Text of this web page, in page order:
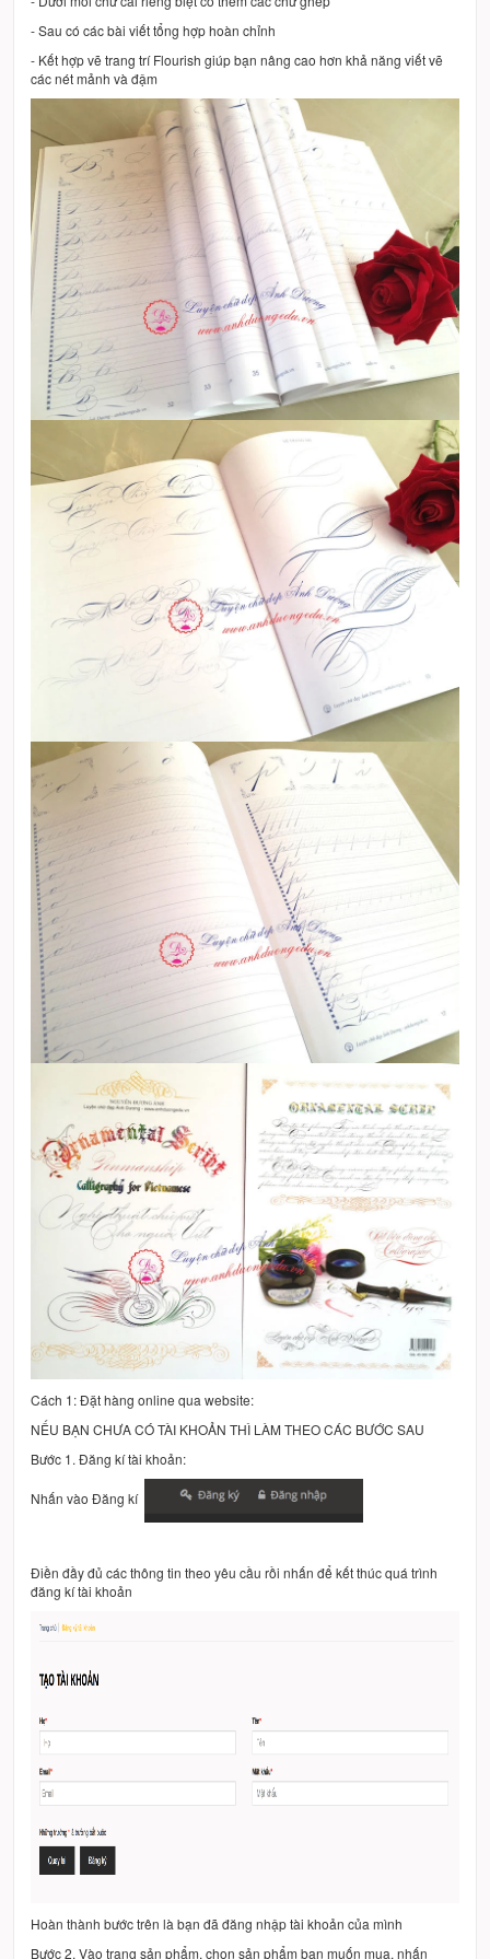
- Sau có các bài viết tổng hợp hoàn chỉnh
- Kết hợp vẽ trang trí Flourish giúp bạn nâng cao hơn khả năng viết vẽ
các nét mảnh và đậm
Cách 1: Đặt hàng online qua website:
NẾU BẠN CHƯA CÓ TÀI KHOẢN THÌ LÀM THEO CÁC BƯỚC SAU
Bước 1. Đăng kí tài khoản:
Nhấn vào Đăng kí
Điền đầy đủ các thông tin theo yêu cầu rồi nhấn để kết thúc quá trình
đăng kí tài khoản
Hoàn thành bước trên là bạn đã đăng nhập tài khoản của mình
Bước 2. Vào trang sản phẩm, chọn sản phẩm bạn muốn mua, nhấn